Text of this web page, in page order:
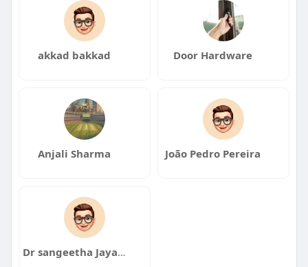
akkad bakkad Door Hardware
Anjali Sharma João Pedro Pereira
Dr sangeetha Jayaraman